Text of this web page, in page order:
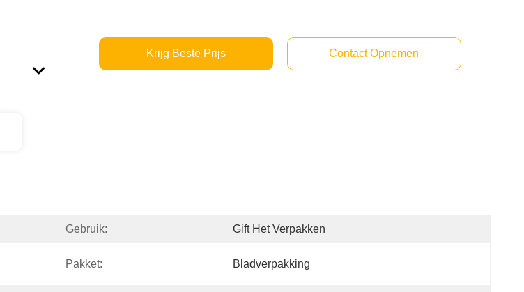
Krijg Beste Prijs Contact Opnemen
Gebruik: Gift Het Verpakken
Pakket: Bladverpakking